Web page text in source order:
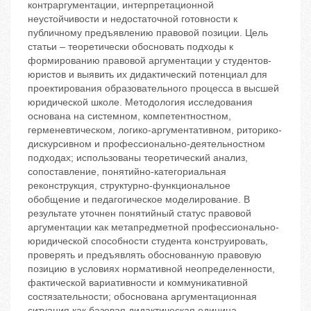
контраргументации, интерпретационной
неустойчивости и недостаточной готовности к
публичному предъявлению правовой позиции. Цель
статьи – теоретически обосновать подходы к
формированию правовой аргументации у студентов-
юристов и выявить их дидактический потенциал для
проектирования образовательного процесса в высшей
юридической школе. Методология исследования
основана на системном, компетентностном,
герменевтическом, логико-аргументативном, риторико-
дискурсивном и профессионально-деятельностном
подходах; использованы теоретический анализ,
сопоставление, понятийно-категориальная
реконструкция, структурно-функциональное
обобщение и педагогическое моделирование. В
результате уточнен понятийный статус правовой
аргументации как метапредметной профессионально-
юридической способности студента конструировать,
проверять и предъявлять обоснованную правовую
позицию в условиях нормативной неопределенности,
фактической вариативности и коммуникативной
состязательности; обоснована аргументационная